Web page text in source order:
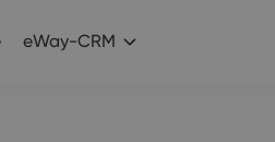
eWay-CRM